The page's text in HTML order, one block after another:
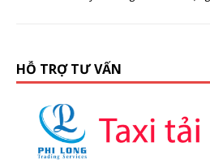
HỖ TRỢ TƯ VẤN